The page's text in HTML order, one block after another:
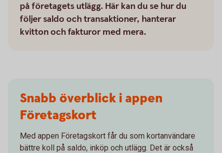
på företagets utlägg. Här kan du se hur du
följer saldo och transaktioner, hanterar
kvitton och fakturor med mera.
Snabb överblick i appen
Företagskort
Med appen Företagskort får du som kortanvändare
bättre koll på saldo, inköp och utlägg. Det är också